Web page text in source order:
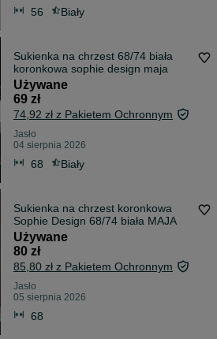
56 Biały
Sukienka na chrzest 68/74 biała
koronkowa sophie design maja
Używane
69 zł
74,92 zł z Pakietem Ochronnym
Jasło
04 sierpnia 2026
68 Biały
Sukienka na chrzest koronkowa
Sophie Design 68/74 biała MAJA
Używane
80 zł
85,80 zł z Pakietem Ochronnym
Jasło
05 sierpnia 2026
68